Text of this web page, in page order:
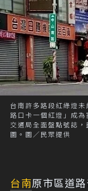
台南許多路段紅綠燈
路口卡一個紅燈」成
交通局全面盤點號誌
圖。圖／民眾提供
台南原市區道